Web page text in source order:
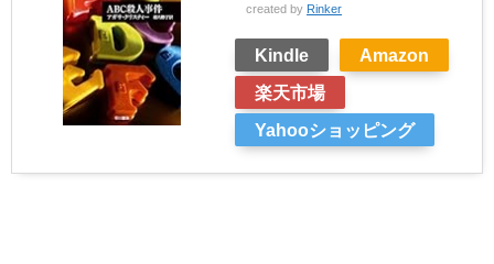
created by Rinker
Kindle
Amazon
楽天市場
Yahooショッピング